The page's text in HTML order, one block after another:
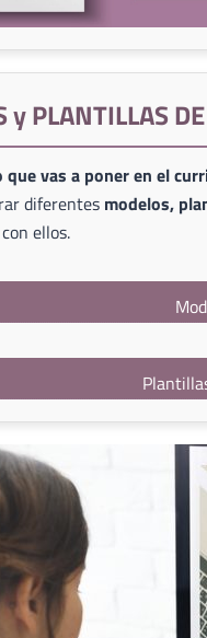
y PLANTILLAS
que vas a poner en el
diferentes modelos,
ellos.